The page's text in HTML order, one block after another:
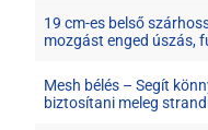
19 cm-es belső
mozgást enged úszás,
Mesh bélés – Segít
biztosítani meleg